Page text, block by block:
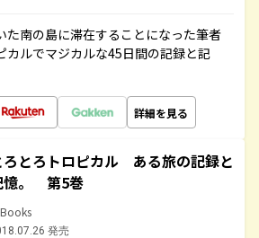
た南の島に滞在することになった筆者
カルでマジカルな45日間の記録と記
詳細を見る
ろとろトロピカル ある旅の記録と
憶。 第5巻
発売